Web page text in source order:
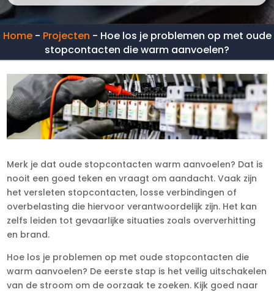
Home- Projecten - Hoe los je problemen op met oude
stopcontacten die warm aanvoelen?
Merk je dat oude stopcontacten warm aanvoelen? Dat is
nooit een goed teken en vraagt om aandacht.​ Vaak zijn
het versleten stopcontacten, losse verbindingen of
overbelasting die hiervoor verantwoordelijk zijn.​ Het kan
zelfs leiden tot gevaarlijke situaties zoals oververhitting
en brand.​
Hoe los je problemen op met oude stopcontacten die
warm aanvoelen? De eerste stap is het veilig uitschakelen
van de stroom om de oorzaak te zoeken.​ Kijk goed naar